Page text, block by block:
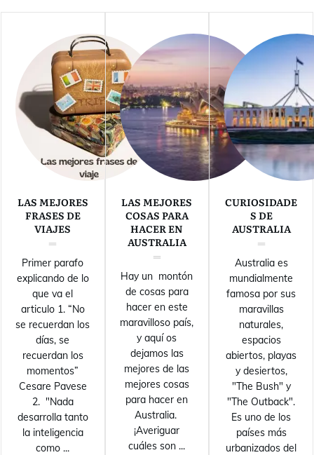
LAS MEJORES
FRASES DE
VIAJES
Primer parafo
explicando de lo
que va el
articulo 1. “No
se recuerdan los
días, se
recuerdan los
momentos”
Cesare Pavese
2. "Nada
desarrolla tanto
la inteligencia
como ...
LAS MEJORES
COSAS PARA
HACER EN
AUSTRALIA
Hay un montón
de cosas para
hacer en este
maravilloso país,
y aquí os
dejamos las
mejores de las
mejores cosas
para hacer en
Australia.
¡Averiguar
cuáles son ...
CURIOSIDADE
S DE
AUSTRALIA
Australia es
mundialmente
famosa por sus
maravillas
naturales,
espacios
abiertos, playas
y desiertos,
"The Bush" y
"The Outback".
Es uno de los
países más
urbanizados del